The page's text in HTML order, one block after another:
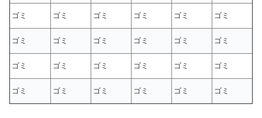
ゴミ ゴミ ゴミ ゴミ ゴミ ゴミ
ゴミ ゴミ ゴミ ゴミ ゴミ ゴミ
ゴミ ゴミ ゴミ ゴミ ゴミ ゴミ
ゴミ ゴミ ゴミ ゴミ ゴミ ゴミ